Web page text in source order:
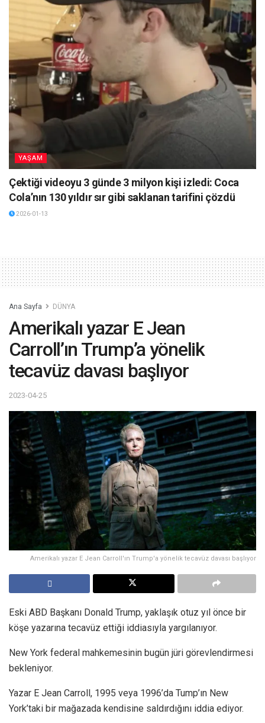
YAŞAM
Çektiği videoyu 3 günde 3 milyon kişi izledi: Coca
Cola’nın 130 yıldır sır gibi saklanan tarifini çözdü
2026-01-13
Ana Sayfa DÜNYA
Amerikalı yazar E Jean
Carroll’ın Trump’a yönelik
tecavüz davası başlıyor
2023-04-25
Amerikalı yazar E Jean Carroll'ın Trump'a yönelik tecavüz davası başlıyor
Eski ABD Başkanı Donald Trump, yaklaşık otuz yıl önce bir
köşe yazarına tecavüz ettiği iddiasıyla yargılanıyor.
New York federal mahkemesinin bugün jüri görevlendirmesi
bekleniyor.
Yazar E Jean Carroll, 1995 veya 1996’da Tump’ın New
York’taki bir mağazada kendisine saldırdığını iddia ediyor.